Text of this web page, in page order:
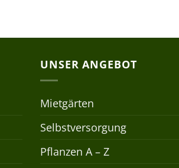
UNSER ANGEBOT
Mietgärten
Selbstversorgung
Pflanzen A – Z